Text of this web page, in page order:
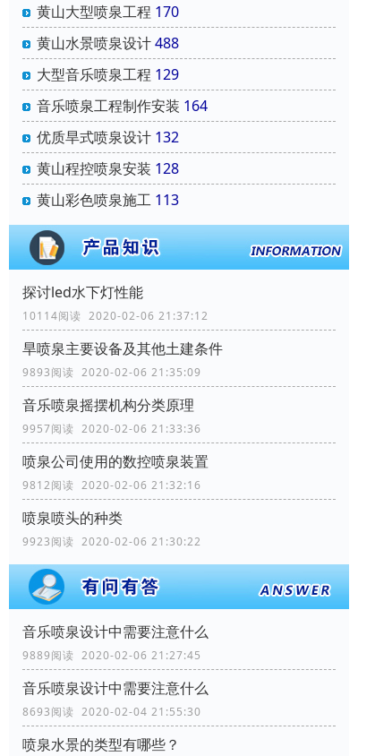
黄山大型喷泉工程 170
黄山水景喷泉设计488
大型音乐喷泉工程 129
音乐喷泉工程制作安装 164
优质旱式喷泉设计 132
黄山程控喷泉安装 128
黄山彩色喷泉施工 113
探讨led水下灯性能
10114阅读 2020-02-06 21:37:12
旱喷泉主要设备及其他土建条件
9893阅读 2020-02-06 21:35:09
音乐喷泉摇摆机构分类原理
9957阅读 2020-02-06 21:33:36
喷泉公司使用的数控喷泉装置
9812阅读 2020-02-06 21:32:16
喷泉喷头的种类
9923阅读 2020-02-06 21:30:22
音乐喷泉设计中需要注意什么
9889阅读 2020-02-06 21:27:45
音乐喷泉设计中需要注意什么
8693阅读 2020-02-04 21:55:30
喷泉水景的类型有哪些？